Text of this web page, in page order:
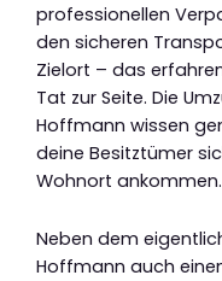
professionellen
den sicheren
Zielort – das
Tat zur Seite. Die
Hoffmann wissen
deine Besitztümer
Wohnort ankommen.
Neben dem
Hoffmann auch